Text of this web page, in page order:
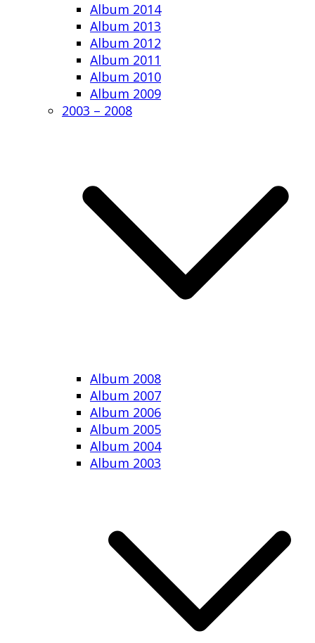
Album 2014
Album 2013
Album 2012
Album 2011
Album 2010
Album 2009
2003 – 2008
Album 2008
Album 2007
Album 2006
Album 2005
Album 2004
Album 2003